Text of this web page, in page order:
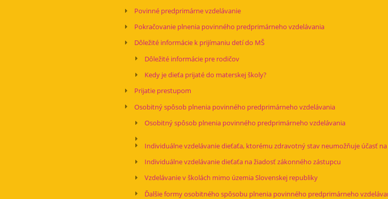
Povinné predprimárne vzdelávanie
Pokračovanie plnenia povinného predprimárneho vzdelávania
Dôležité informácie k prijímaniu detí do MŠ
Dôležité informácie pre rodičov
Kedy je dieťa prijaté do materskej školy?
Prijatie prestupom
Osobitný spôsob plnenia povinného predprimárneho vzdelávania
Osobitný spôsob plnenia povinného predprimárneho vzdelávania
Individuálne vzdelávanie dieťaťa, ktorému zdravotný stav neumožňuje účasť
Individuálne vzdelávanie dieťaťa na žiadosť zákonného zástupcu
Vzdelávanie v školách mimo územia Slovenskej republiky
Ďalšie formy osobitného spôsobu plnenia povinného predprimárneho